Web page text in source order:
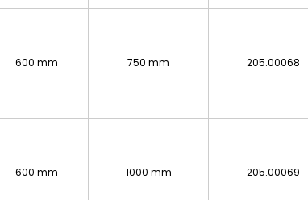
600 mm 750 mm 205.00068
600 mm 1000 mm 205.00069